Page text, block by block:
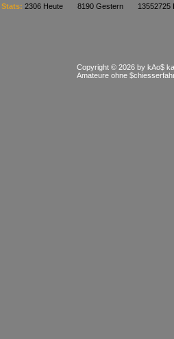
Stats: 2306 Heute 8190 Gestern 13552725
Copyright © 2026 by kAo$
Amateure ohne